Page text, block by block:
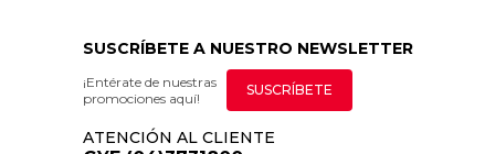
SUSCRÍBETE A NUESTRO NEWSLETTER
¡Entérate de nuestras
promociones aquí!
SUSCRÍBETE
ATENCIÓN AL CLIENTE